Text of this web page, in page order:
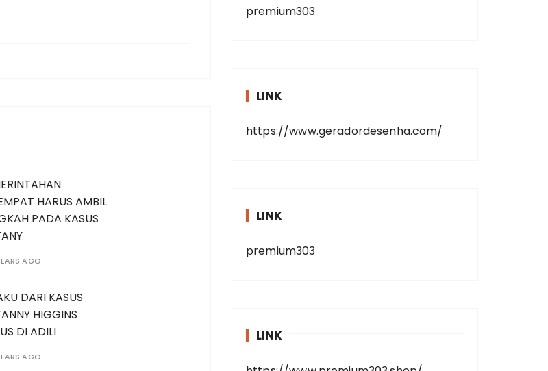
HARUS AMBIL
PADA KASUS
AGO
DARI KASUS
HIGGINS
DI ADILI
AGO
premium303
LINK
https://www.geradordesenha.com/
LINK
premium303
LINK